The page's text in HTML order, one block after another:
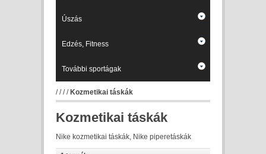
Úszás
Edzés, Fitness
További sportágak
//// Kozmetikai táskák
Kozmetikai táskák
Nike kozmetikai táskák, Nike piperetáskák